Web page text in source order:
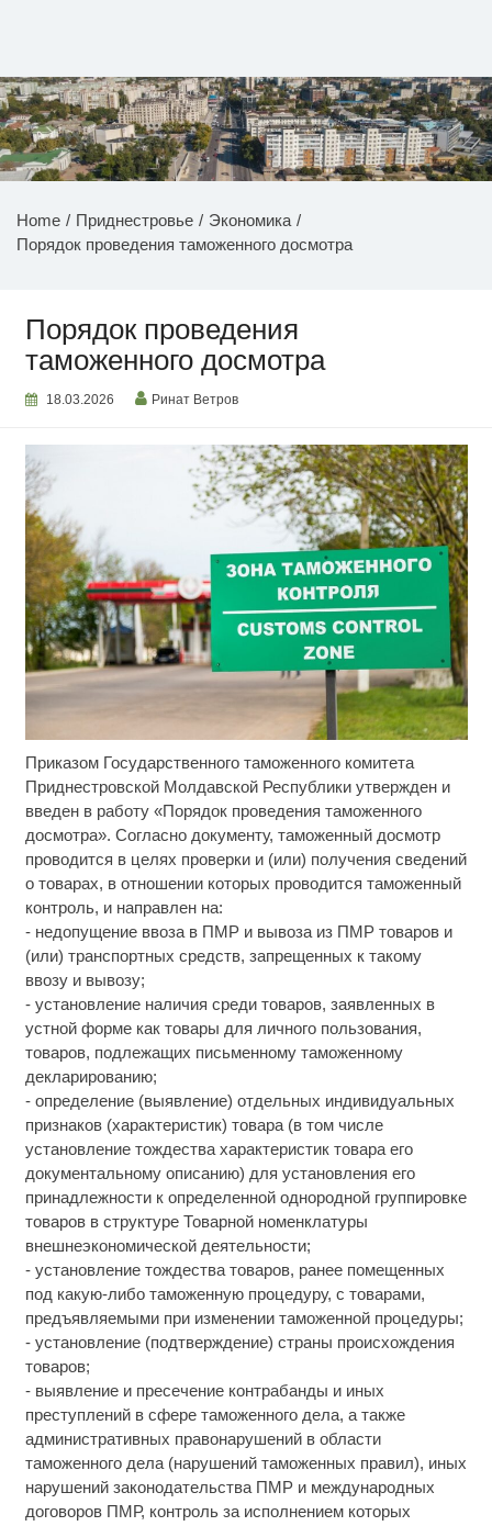
НОВОСТИ ПРИДНЕСТРОВЬЯ
Home Приднестровье
Экономика
Порядок проведения таможенного досмотра
Порядок проведения
таможенного досмотра
18.03.2026 Ринат Ветров
Приказом Государственного таможенного комитета
Приднестровской Молдавской Республики утвержден и
введен в работу «Порядок проведения таможенного
досмотра». Согласно документу, таможенный досмотр
проводится в целях проверки и (или) получения сведений
о товарах, в отношении которых проводится таможенный
контроль, и направлен на:
- недопущение ввоза в ПМР и вывоза из ПМР товаров и
(или) транспортных средств, запрещенных к такому
ввозу и вывозу;
- установление наличия среди товаров, заявленных в
устной форме как товары для личного пользования,
товаров, подлежащих письменному таможенному
декларированию;
- определение (выявление) отдельных индивидуальных
признаков (характеристик) товара (в том числе
установление тождества характеристик товара его
документальному описанию) для установления его
принадлежности к определенной однородной группировке
товаров в структуре Товарной номенклатуры
внешнеэкономической деятельности;
- установление тождества товаров, ранее помещенных
под какую-либо таможенную процедуру, с товарами,
предъявляемыми при изменении таможенной процедуры;
- установление (подтверждение) страны происхождения
товаров;
- выявление и пресечение контрабанды и иных
преступлений в сфере таможенного дела, а также
административных правонарушений в области
таможенного дела (нарушений таможенных правил), иных
нарушений законодательства ПМР и международных
договоров ПМР, контроль за исполнением которых
Ржу не переставая, это видео пересмотришь не
раз
i
Ролик длится пару секунд, но вы будете в шоке
от увиденного
Ролик из Омска: вы будете смеяться долго